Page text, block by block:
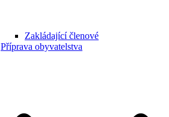
Zakládající členové
Příprava obyvatelstva